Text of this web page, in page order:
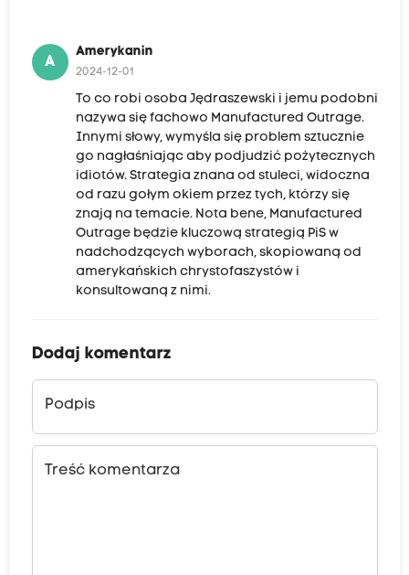
A
Amerykanin
2024-12-01
To co robi osoba Jędraszewski i jemu podobni
nazywa się fachowo Manufactured Outrage.
Innymi słowy, wymyśla się problem sztucznie
go nagłaśniając aby podjudzić pożytecznych
idiotów. Strategia znana od stuleci, widoczna
od razu gołym okiem przez tych, którzy się
znają na temacie. Nota bene, Manufactured
Outrage będzie kluczową strategią PiS w
nadchodzących wyborach, skopiowaną od
amerykańskich chrystofaszystów i
konsultowaną z nimi.
Dodaj komentarz
Podpis
Treść komentarza